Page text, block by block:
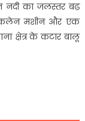
नदी का जलस्तर बढ़
मशीन और एक
क्षेत्र के कटार बालू